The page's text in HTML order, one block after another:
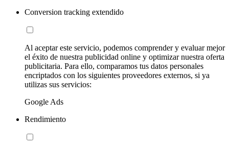
Conversion tracking extendido
Al aceptar este servicio, podemos comprender y evaluar mejor
el éxito de nuestra publicidad online y optimizar nuestra oferta
publicitaria. Para ello, comparamos tus datos personales
encriptados con los siguientes proveedores externos, si ya
utilizas sus servicios:
Google Ads
Rendimiento